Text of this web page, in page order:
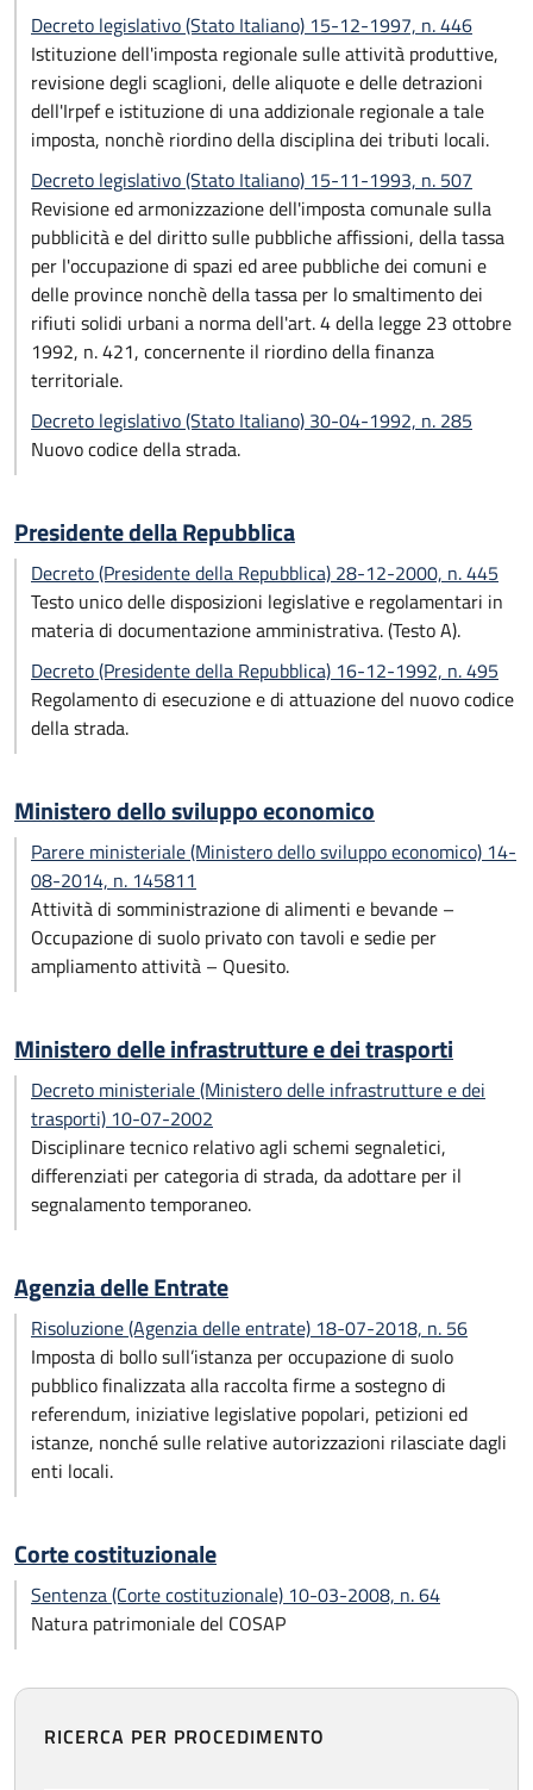
Decreto legislativo (Stato Italiano) 15-12-1997, n. 446
Istituzione dell'imposta regionale sulle attività produttive,
revisione degli scaglioni, delle aliquote e delle detrazioni
dell'Irpef e istituzione di una addizionale regionale a tale
imposta, nonchè riordino della disciplina dei tributi locali.
Decreto legislativo (Stato Italiano) 15-11-1993, n. 507
Revisione ed armonizzazione dell'imposta comunale sulla
pubblicità e del diritto sulle pubbliche affissioni, della tassa
per l'occupazione di spazi ed aree pubbliche dei comuni e
delle province nonchè della tassa per lo smaltimento dei
rifiuti solidi urbani a norma dell'art. 4 della legge 23 ottobre
1992, n. 421, concernente il riordino della finanza
territoriale.
Decreto legislativo (Stato Italiano) 30-04-1992, n. 285
Nuovo codice della strada.
Presidente della Repubblica
Decreto (Presidente della Repubblica) 28-12-2000, n. 445
Testo unico delle disposizioni legislative e regolamentari in
materia di documentazione amministrativa. (Testo A).
Decreto (Presidente della Repubblica) 16-12-1992, n. 495
Regolamento di esecuzione e di attuazione del nuovo codice
della strada.
Ministero dello sviluppo economico
Parere ministeriale (Ministero dello sviluppo economico) 14-
08-2014, n. 145811
Attività di somministrazione di alimenti e bevande –
Occupazione di suolo privato con tavoli e sedie per
ampliamento attività – Quesito.
Ministero delle infrastrutture e dei trasporti
Decreto ministeriale (Ministero delle infrastrutture e dei
trasporti) 10-07-2002
Disciplinare tecnico relativo agli schemi segnaletici,
differenziati per categoria di strada, da adottare per il
segnalamento temporaneo.
Agenzia delle Entrate
Risoluzione (Agenzia delle entrate) 18-07-2018, n. 56
Imposta di bollo sull’istanza per occupazione di suolo
pubblico finalizzata alla raccolta firme a sostegno di
referendum, iniziative legislative popolari, petizioni ed
istanze, nonché sulle relative autorizzazioni rilasciate dagli
enti locali.
Corte costituzionale
Sentenza (Corte costituzionale) 10-03-2008, n. 64
Natura patrimoniale del COSAP
RICERCA PER PROCEDIMENTO